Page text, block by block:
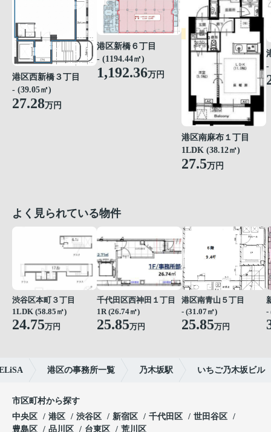
港区西新橋３丁目
- (39.05㎡)
27.28万円
港区新橋６丁目
- (1194.44㎡)
1,192.36万円
港区南麻布１丁目
1LDK (38.12㎡)
27.5万円
-
よく見られている物件
渋谷区本町３丁目
1LDK (58.85㎡)
24.75万円
千代田区西神田１丁目
1R (26.74㎡)
25.85万円
港区南青山５丁目
- (31.07㎡)
25.85万円
-
港区の事務所一覧 乃木坂駅 いちご乃木坂ビル
市区町村から探す
中央区
港区 渋谷区 新宿区 千代田区
世田谷区
豊島区
品川区 台東区 荒川区